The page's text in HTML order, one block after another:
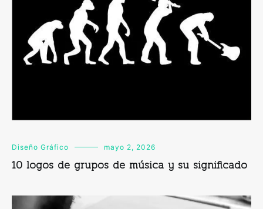
Diseño Gráfico mayo 2, 2026
10 logos de grupos de música y su significado